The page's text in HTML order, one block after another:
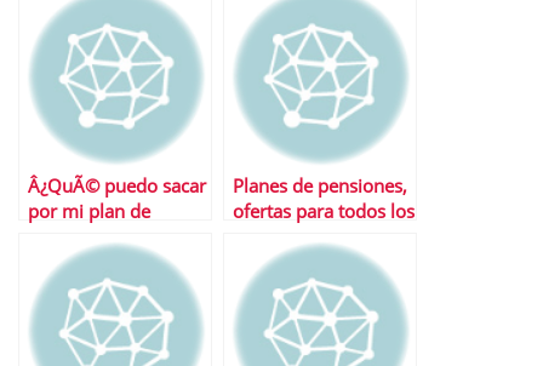
Â¿QuÃ© puedo sacar
por mi plan de
Planes de pensiones,
ofertas para todos los